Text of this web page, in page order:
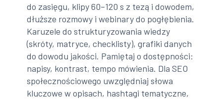
do zasięgu, klipy 60–120 s z tezą i dowodem,
dłuższe rozmowy i webinary do pogłębienia.
Karuzele do strukturyzowania wiedzy
(skróty, matryce, checklisty), grafiki danych
do dowodu jakości. Pamiętaj o dostępności:
napisy, kontrast, tempo mówienia. Dla SEO
społecznościowego uwzględniaj słowa
kluczowe w opisach, hashtagi tematyczne,